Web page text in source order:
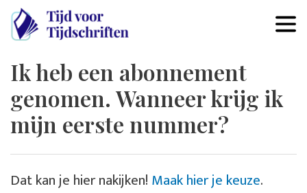
Ik heb een abonnement
genomen. Wanneer krijg ik
mijn eerste nummer?
Dat kan je hier nakijken! Maak hier je keuze.